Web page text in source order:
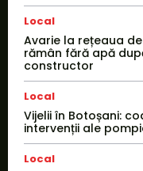
Local
Avarie la rețeaua de
rămân fără apă
constructor
Local
Vijelii în Botoșani:
intervenții ale
Local